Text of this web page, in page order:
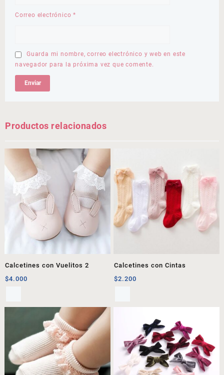
Correo electrónico*
Guarda mi nombre, correo electrónico y web en este
navegador para la próxima vez que comente.
Productos relacionados
Calcetines con Vuelitos 2
$4.000
Calcetines con Cintas
$2.200